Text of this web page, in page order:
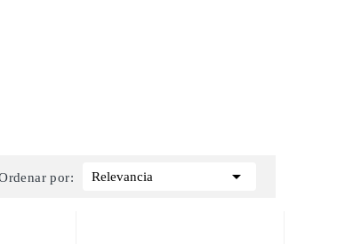
por: Relevancia 